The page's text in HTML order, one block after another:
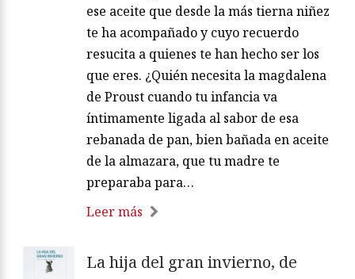
ese aceite que desde la más tierna niñez
te ha acompañado y cuyo recuerdo
resucita a quienes te han hecho ser los
que eres. ¿Quién necesita la magdalena
de Proust cuando tu infancia va
íntimamente ligada al sabor de esa
rebanada de pan, bien bañada en aceite
de la almazara, que tu madre te
preparaba para…
Leer más
La hija del gran invierno, de